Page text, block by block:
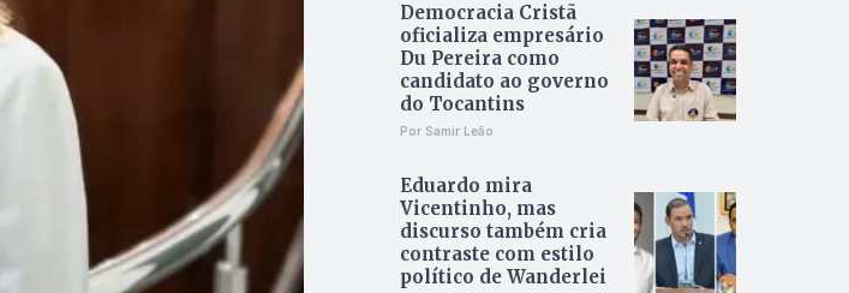
Democracia Cristã
oficializa empresário
Du Pereira como
candidato ao governo
do Tocantins
Por Samir Leão
Eduardo mira
Vicentinho, mas
discurso também cria
contraste com estilo
político de Wanderlei